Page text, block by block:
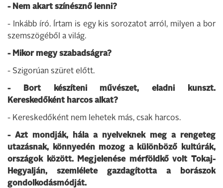
- Nem akart színésznő lenni?
- Inkább író. Írtam is egy kis sorozatot arról, milyen a bor
szemszögéből a világ.
- Mikor megy szabadságra?
- Szigorúan szüret előtt.
- Bort készíteni művészet, eladni kunszt.
Kereskedőként harcos alkat?
- Kereskedőként nem lehetek más, csak harcos.
- Azt mondják, hála a nyelveknek meg a rengeteg
utazásnak, könnyedén mozog a különböző kultúrák,
országok között. Megjelenése mérföldkő volt Tokaj-
Hegyalján, szemlélete gazdagította a borászok
gondolkodásmódját.